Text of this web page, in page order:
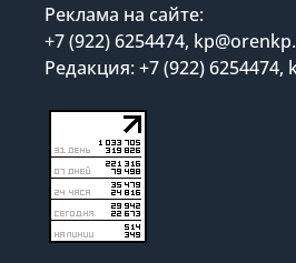
Реклама на сайте:
+7 (922) 6254474,
Редакция: +7 (922) 6254474,